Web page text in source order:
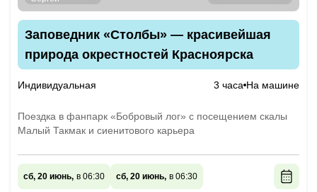
Заповедник «Столбы» — красивейшая
природа окрестностей Красноярска
Индивидуальная 3 часа На машине
Поездка в фанпарк «Бобровый лог» с посещением скалы
Малый Такмак и сиенитового карьера
сб, 20 июнь, в 06:30 сб, 20 июнь, в 06:30